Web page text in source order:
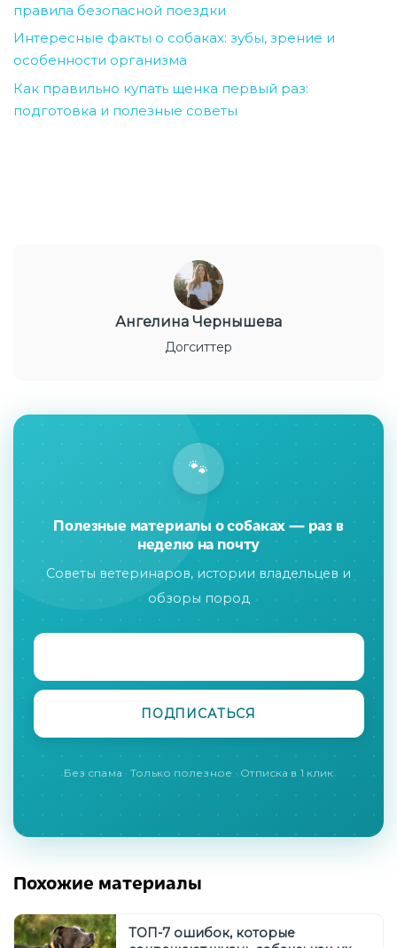
правила безопасной поездки
Интересные факты о собаках: зубы, зрение и
особенности организма
Как правильно купать щенка первый раз:
подготовка и полезные советы
Ангелина Чернышева
Догситтер
🐾
Полезные материалы о собаках — раз в
неделю на почту
Советы ветеринаров, истории владельцев и
обзоры пород
Без спама · Только полезное · Отписка в 1 клик
Похожие материалы
ТОП-7 ошибок, которые